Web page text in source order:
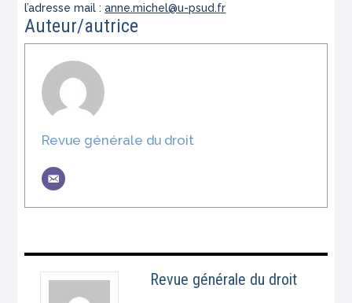
l’adresse mail :anne.michel@u-psud.fr
Auteur/autrice
Revue générale du droit
Revue générale du droit